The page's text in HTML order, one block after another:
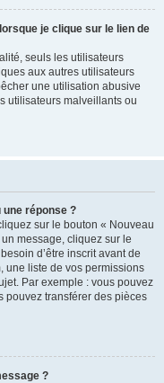
je clique sur le lien de
seuls les utilisateurs
aux autres utilisateurs
une utilisation abusive
utilisateurs malveillants ou
une réponse ?
sur le bouton « Nouveau
message, cliquez sur le
d’être inscrit avant de
une liste de vos permissions
Par exemple : vous pouvez
pouvez transférer des pièces
?